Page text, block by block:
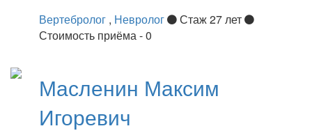
Вертебролог , Невролог
Стаж 27 лет
Стоимость приёма - 0
Масленин Максим
Игоревич